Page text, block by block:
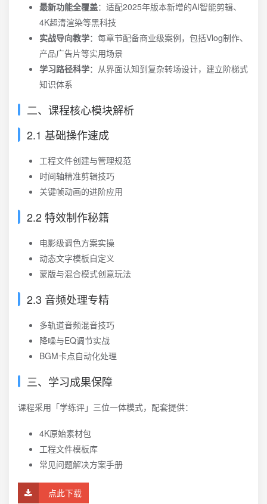
最新功能全覆盖：适配2025年版本新增的AI智能剪辑、
4K超清渲染等黑科技
实战导向教学：每章节配备商业级案例，包括Vlog制作、
产品广告片等实用场景
学习路径科学：从界面认知到复杂转场设计，建立阶梯式
知识体系
二、课程核心模块解析
2.1 基础操作速成
工程文件创建与管理规范
时间轴精准剪辑技巧
关键帧动画的进阶应用
2.2 特效制作秘籍
电影级调色方案实操
动态文字模板自定义
蒙版与混合模式创意玩法
2.3 音频处理专精
多轨道音频混音技巧
降噪与EQ调节实战
BGM卡点自动化处理
三、学习成果保障
课程采用「学练评」三位一体模式，配套提供：
4K原始素材包
工程文件模板库
常见问题解决方案手册
点此下载